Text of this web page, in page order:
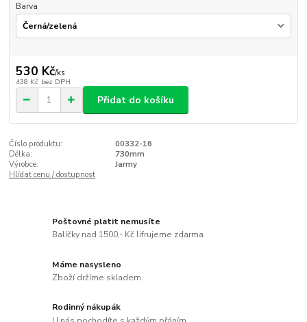
Barva
530 Kč/ks
438 Kč bez DPH
Přidat do košíku
Číslo produktu:
00332-16
Délka:
730mm
Výrobce:
Jarmy
Hlídat cenu / dostupnost
Poštovné platit nemusíte
Balíčky nad 1500,- Kč lifrujeme zdarma
Máme nasysleno
Zboží držíme skladem
Rodinný nákupák